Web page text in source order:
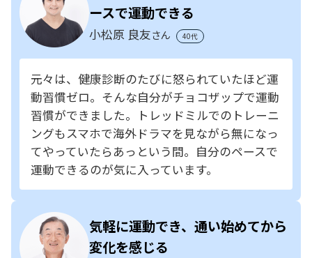
ースで運動できる
小松原 良友さん 40代
元々は、健康診断のたびに怒られていたほど運
動習慣ゼロ。そんな自分がチョコザップで運動
習慣ができました。トレッドミルでのトレーニ
ングもスマホで海外ドラマを見ながら無になっ
てやっていたらあっという間。自分のペースで
運動できるのが気に入っています。
気軽に運動でき、通い始めてから
変化を感じる